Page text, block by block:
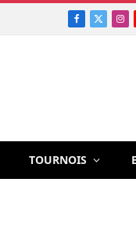
Facebook
X
TOURNOIS